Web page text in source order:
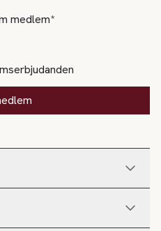
medlem*